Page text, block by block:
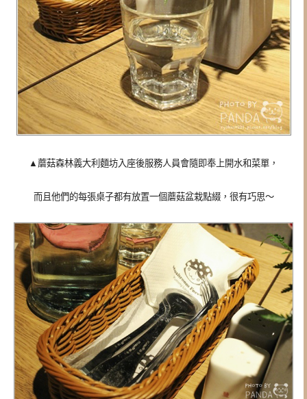
▲ 蘑菇森林義大利麵坊入座後服務人員會隨即奉上開水和菜單，
而且他們的每張桌子都有放置一個蘑菇盆栽點綴，很有巧思～